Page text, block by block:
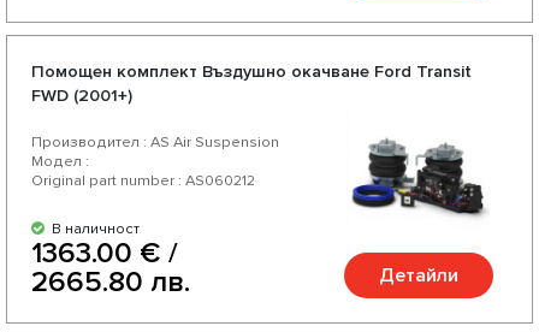
Помощен комплект Въздушно окачване Ford Transit
FWD (2001+)
Производител : AS Air Suspension
Модел :
Original part number : AS060212
В наличност
1363.00 € /
2665.80 лв.
Детайли